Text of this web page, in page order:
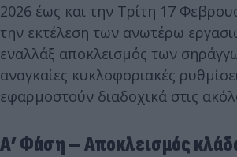
2026 έως και την Τρίτη 17
την εκτέλεση των ανωτέρω
εναλλάξ αποκλεισμός των
αναγκαίες κυκλοφοριακές
εφαρμοστούν διαδοχικά στις
Α’ Φάση – Αποκλεισμός